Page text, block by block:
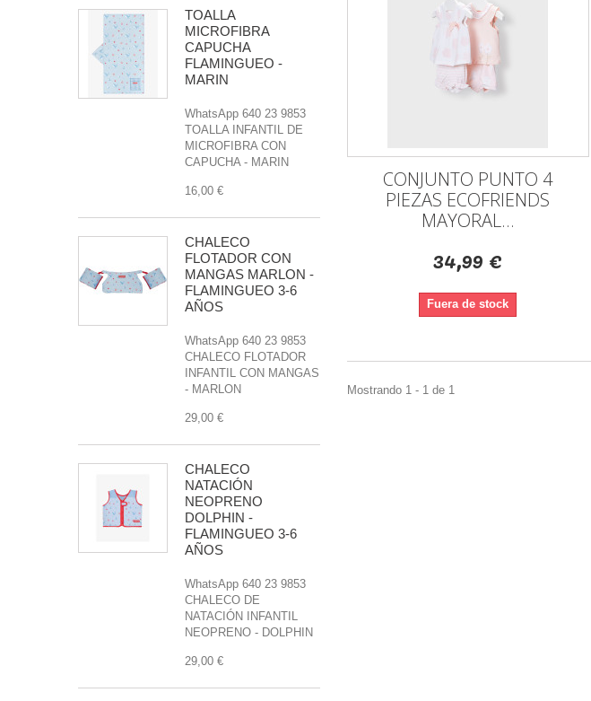
TOALLA
MICROFIBRA
CAPUCHA
FLAMINGUEO -
MARIN
WhatsApp 640 23 9853
TOALLA INFANTIL DE
MICROFIBRA CON
CAPUCHA - MARIN
16,00 €
CHALECO
FLOTADOR CON
MANGAS MARLON -
FLAMINGUEO 3-6
AÑOS
WhatsApp 640 23 9853
CHALECO FLOTADOR
INFANTIL CON MANGAS
- MARLON
29,00 €
CHALECO
NATACIÓN
NEOPRENO
DOLPHIN -
FLAMINGUEO 3-6
AÑOS
WhatsApp 640 23 9853
CHALECO DE
NATACIÓN INFANTIL
NEOPRENO - DOLPHIN
29,00 €
CONJUNTO PUNTO 4
PIEZAS ECOFRIENDS
MAYORAL...
34,99 €
Fuera de stock
Mostrando 1 - 1 de 1